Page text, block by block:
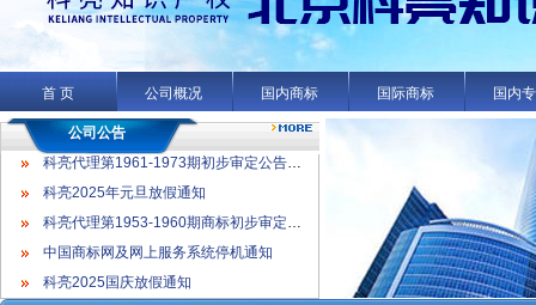
首 页 公司概况 国内商标 国际商标 国内
公司公告
科亮代理第1953-1960期商标初步审定公告名录
中国商标网及网上服务系统停机通知
科亮2025国庆放假通知
科亮代理第1961-1973期初步审定公告名录
科亮2025年元旦放假通知
科亮代理第1953-1960期商标初步审定公告名录
中国商标网及网上服务系统停机通知
科亮2025国庆放假通知